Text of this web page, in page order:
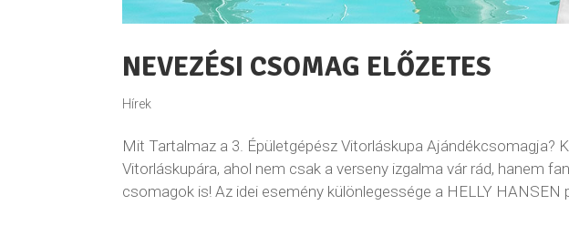
NEVEZÉSI CSOMAG ELŐZETES
Hírek
Mit Tartalmaz a 3. Épületgépész Vitorláskupa Ajándékcsomagja?
Vitorláskupára, ahol nem csak a verseny izgalma vár rád, hanem
csomagok is! Az idei esemény különlegessége a HELLY HANSEN